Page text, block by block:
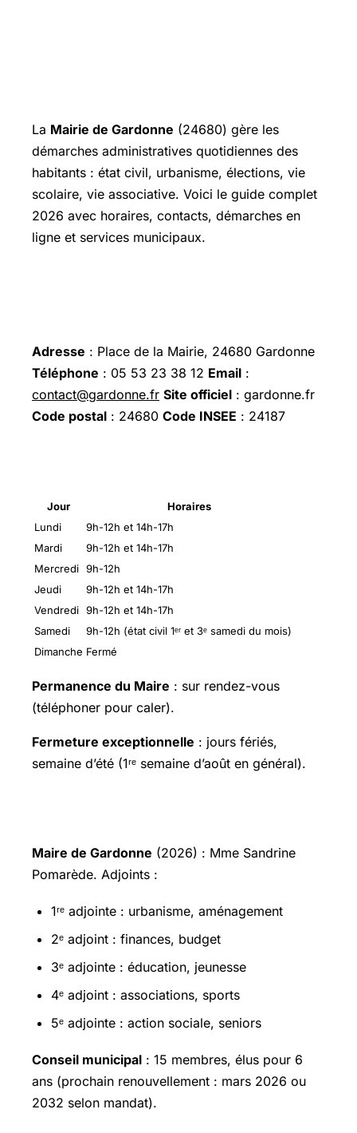
La Mairie de Gardonne (24680) gère les
démarches administratives quotidiennes des
habitants : état civil, urbanisme, élections, vie
scolaire, vie associative. Voici le guide complet
2026 avec horaires, contacts, démarches en
ligne et services municipaux.
Adresse : Place de la Mairie, 24680 Gardonne
Téléphone : 05 53 23 38 12 Email :
contact@gardonne.fr Site officiel : gardonne.fr
Code postal : 24680 Code INSEE : 24187
Jour
Horaires
Lundi
9h-12h et 14h-17h
Mardi
9h-12h et 14h-17h
Mercredi 9h-12h
Jeudi
9h-12h et 14h-17h
Vendredi 9h-12h et 14h-17h
Samedi
9h-12h (état civil 1ᵉʳ et 3ᵉ samedi du mois)
Dimanche Fermé
Permanence du Maire : sur rendez-vous
(téléphoner pour caler).
Fermeture exceptionnelle : jours fériés,
semaine d’été (1ʳᵉ semaine d’août en général).
Maire de Gardonne (2026) : Mme Sandrine
Pomarède. Adjoints :
1ʳᵉ adjointe : urbanisme, aménagement
2ᵉ adjoint : finances, budget
3ᵉ adjointe : éducation, jeunesse
4ᵉ adjoint : associations, sports
5ᵉ adjointe : action sociale, seniors
Conseil municipal : 15 membres, élus pour 6
ans (prochain renouvellement : mars 2026 ou
2032 selon mandat).